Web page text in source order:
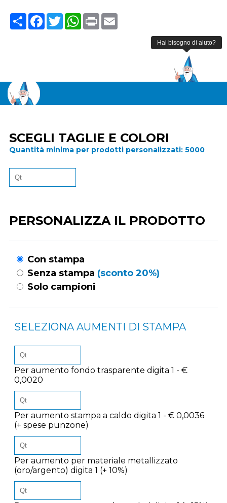
ShareFacebook
TwitterWhatsApp
PrintEmail
SCEGLI TAGLIE E COLORI
Quantità minima per prodotti personalizzati: 5000
PERSONALIZZA IL PRODOTTO
Con stampa
Senza stampa (sconto 20%)
Solo campioni
SELEZIONA AUMENTI DI STAMPA
Per aumento fondo trasparente digita 1 - €
0,0020
Per aumento stampa a caldo digita 1 - € 0,0036
(+ spese punzone)
Per aumento per materiale metallizzato
(oro/argento) digita 1 (+ 10%)